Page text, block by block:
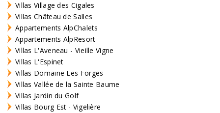
Villas Village des Cigales
Villas Château de Salles
Appartements AlpChalets
Appartements AlpResort
Villas L'Aveneau - Vieille Vigne
Villas L'Espinet
Villas Domaine Les Forges
Villas Vallée de la Sainte Baume
Villas Jardin du Golf
Villas Bourg Est - Vigelière